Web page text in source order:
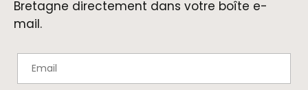
Bretagne directement dans votre boîte e-
mail.